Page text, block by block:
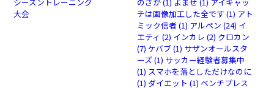
大会
チは画像加工した全です (1) アト
ミック信者 (1) アルペン (24) イ
エティ (2) インカレ (2) クロカン
(7) ケバブ(1) サザンオールスタ
ーズ (1) サッカー経験者募集中
(1) スマホを落としただけなのに
(1) ダイエット (1) ベンチプレス